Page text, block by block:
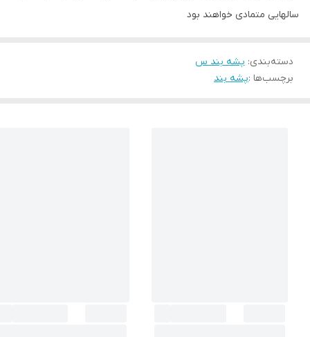
سالهایی متمادی خواهند بود
دسته‌بندی: پشه بند س
برچسب‌ها :پشه بند